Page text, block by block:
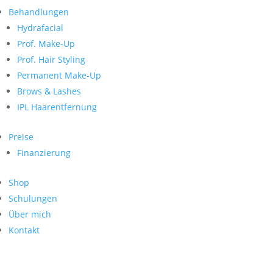
Behandlungen
Hydrafacial
Prof. Make-Up
Prof. Hair Styling
Permanent Make-Up
Brows & Lashes
IPL Haarentfernung
Preise
Finanzierung
Shop
Schulungen
Über mich
Kontakt
nach:
Neueste Kommentare
Archiv
Kategorien
Keine Kategorien
Meta
Anmelden
Feed der Einträge
WordPress.org
Search
nach:
Archive
Kontakt
Impressum
Datenschutz